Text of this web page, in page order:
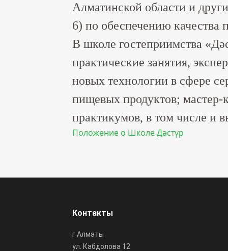
Алматинской области и
6) по обеспечению качества
В школе гостеприимства
практические занятия,
новых технологии в сфере
пищевых продуктов;
практикумов, в том числе и
Положение о Школе Дәстүр
Контакты
г.Алматы
ул. Кабдолова 12